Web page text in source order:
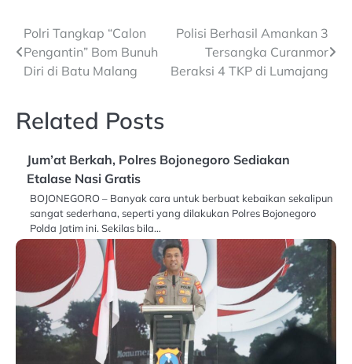
Post
navigation
Polri Tangkap “Calon
Pengantin” Bom Bunuh
Diri di Batu Malang
Polisi Berhasil Amankan 3
Tersangka Curanmor
Beraksi 4 TKP di Lumajang
Related Posts
Jum’at Berkah, Polres Bojonegoro Sediakan
Etalase Nasi Gratis
BOJONEGORO – Banyak cara untuk berbuat kebaikan sekalipun
sangat sederhana, seperti yang dilakukan Polres Bojonegoro
Polda Jatim ini. Sekilas bila…